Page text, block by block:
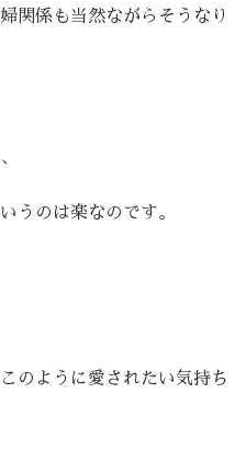
関係も当然ながらそうなり
うのは楽なのです。
のように愛されたい気持ち